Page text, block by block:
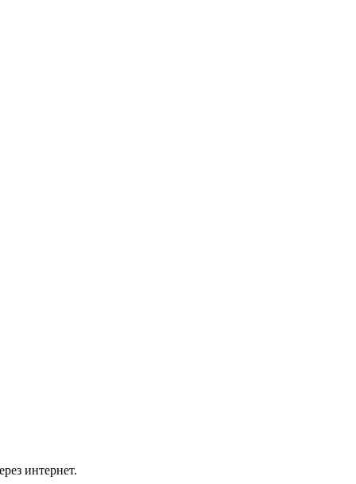
интернет.